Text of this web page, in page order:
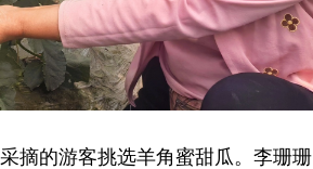
摘的游客挑选羊角蜜甜瓜。李珊